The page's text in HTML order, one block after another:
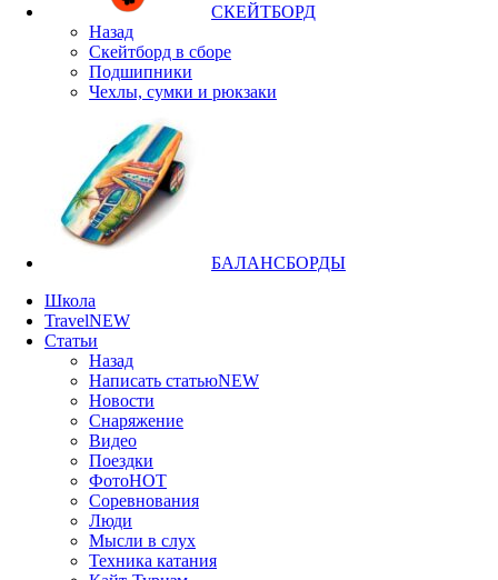
СКЕЙТБОРД
Назад
Скейтборд в сборе
Подшипники
Чехлы, сумки и рюкзаки
БАЛАНСБОРДЫ
Школа
TravelNEW
Статьи
Назад
Написать статьюNEW
Новости
Снаряжение
Видео
Поездки
ФотоHOT
Соревнования
Люди
Мысли в слух
Техника катания